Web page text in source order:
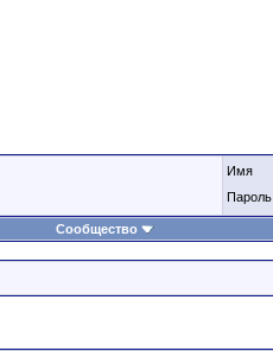
Имя
Пароль
Сообщество